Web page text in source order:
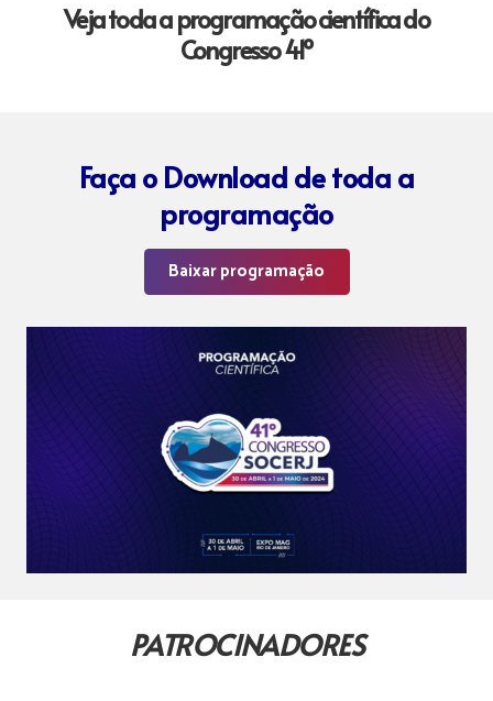
Veja toda a programação científica do
Congresso 41º
Faça o Download de toda a
programação
Baixar programação
PATROCINADORES